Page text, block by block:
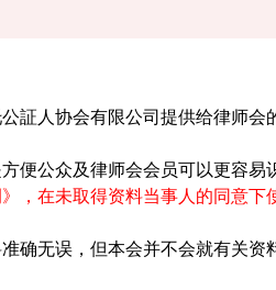
証人协会有限公司提供给律师会
便公众及律师会会员可以更容易
，在未取得资料当事人的同意
确无误，但本会并不会就有关资